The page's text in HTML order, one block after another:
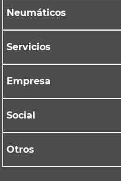
Neumáticos
Servicios
Empresa
Social
Otros